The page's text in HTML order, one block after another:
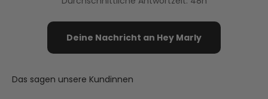
Deine Nachricht an Hey Marly
Das sagen unsere Kundinnen